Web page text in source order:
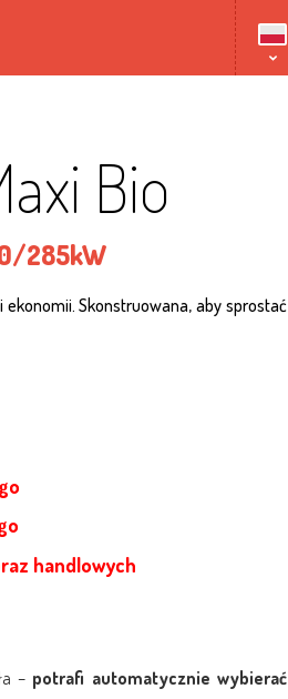
Bio
285kW
ekonomii. Skonstruowana, aby sprostać
handlowych
– potrafi automatycznie wybierać